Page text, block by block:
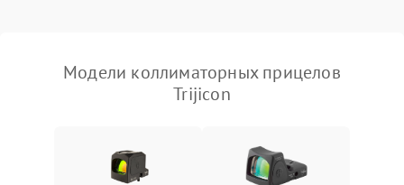
Поломка системы защиты
от перенапряжения
Подробнее →
Модели коллиматорных прицелов
Trijicon